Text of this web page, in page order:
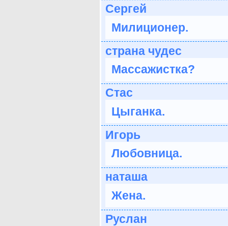
Сергей
Милиционер.
страна чудес
Массажистка?
Стас
Цыганка.
Игорь
Любовница.
наташа
Жена.
Руслан